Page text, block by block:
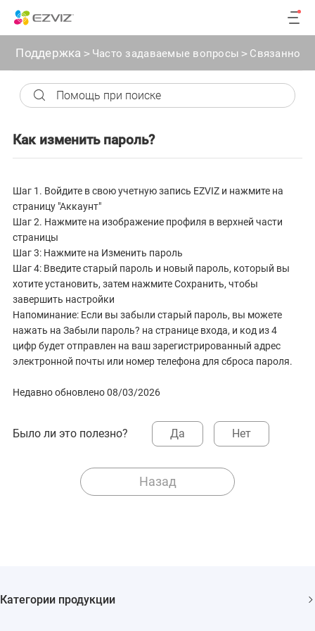
Поддержка > Часто задаваемые вопросы > Связанное
Как изменить пароль?
Шаг 1. Войдите в свою учетную запись EZVIZ и нажмите на
страницу "Аккаунт"
Шаг 2. Нажмите на изображение профиля в верхней части
страницы
Шаг 3: Нажмите на Изменить пароль
Шаг 4: Введите старый пароль и новый пароль, который вы
хотите установить, затем нажмите Сохранить, чтобы
завершить настройки
Напоминание: Если вы забыли старый пароль, вы можете
нажать на Забыли пароль? на странице входа, и код из 4
цифр будет отправлен на ваш зарегистрированный адрес
электронной почты или номер телефона для сброса пароля.
Недавно обновлено 08/03/2026
Было ли это полезно? Да Нет
Назад
Категории продукции